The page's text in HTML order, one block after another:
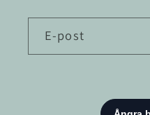
E-post